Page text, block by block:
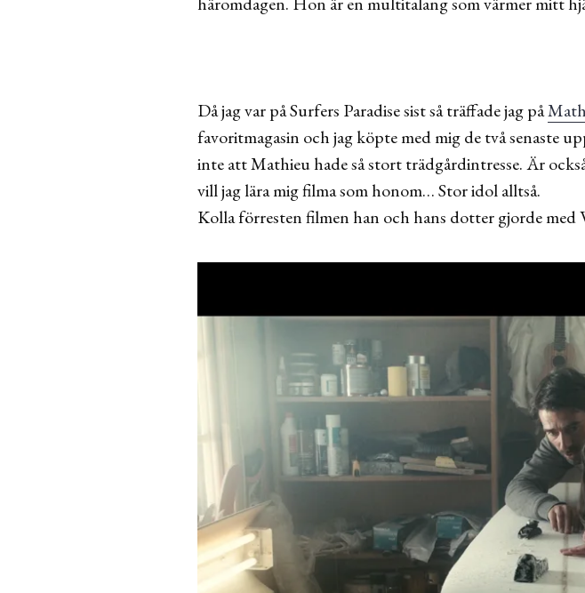
Då jag var på Surfers Paradise sist så träffade jag på
favoritmagasin och jag köpte med mig de två senaste
inte att Mathieu hade så stort trädgårdintresse. Är
vill jag lära mig filma som honom… Stor idol alltså.
Kolla förresten filmen han och hans dotter gjorde med